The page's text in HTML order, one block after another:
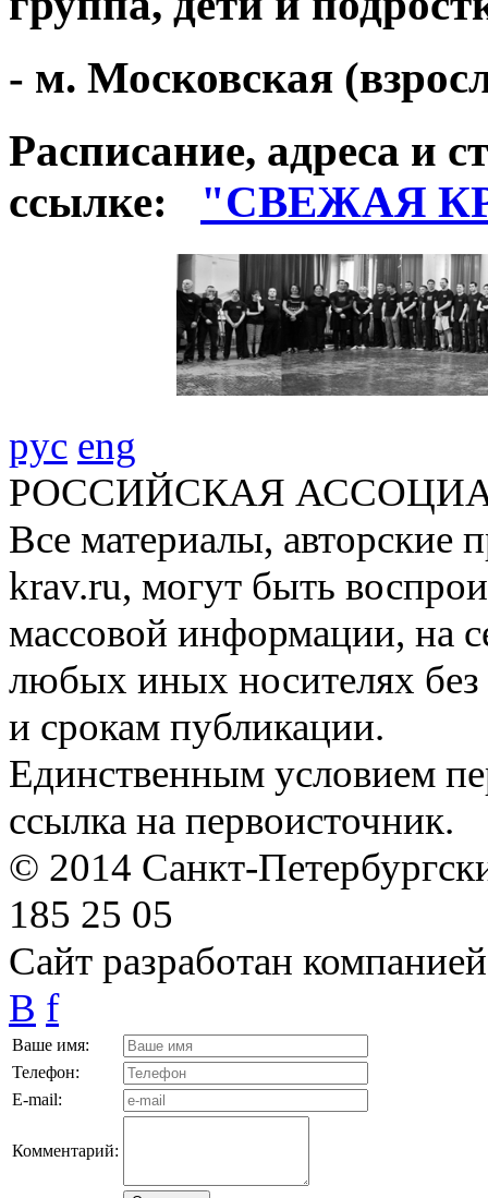
- м. Московская
Расписание, адреса и
ссылке:
"СВЕЖАЯ
рус eng
РОССИЙСКАЯ
Все материалы, авторские
krav.ru, могут быть
массовой информации, на
любых иных носителях
и срокам публикации.
Единственным условием
ссылка на первоисточник.
© 2014 Санкт-
185 25 05
Сайт разработан
B f
Ваше имя:
Телефон:
E-mail:
Комментарий: